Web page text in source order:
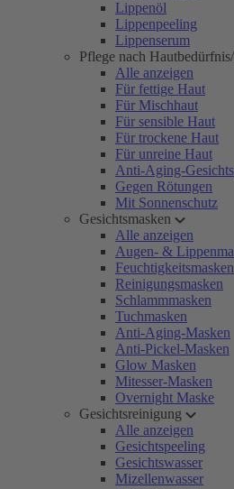
Lippenöl
Lippenpeeling
Lippenserum
Pflege nach
Alle anzeigen
Für fettige Haut
Für Mischhaut
Für sensible Haut
Für trockene Haut
Für unreine Haut
Anti-Aging-
Gegen Rötungen
Mit Sonnenschutz
Gesichtsmasken
Alle anzeigen
Augen- &
Feuchtigkeitsmasken
Reinigungsmasken
Schlammmasken
Tuchmasken
Anti-Aging-Masken
Anti-Pickel-Masken
Glow Masken
Mitesser-Masken
Overnight Maske
Gesichtsreinigung
Alle anzeigen
Gesichtspeeling
Gesichtswasser
Mizellenwasser